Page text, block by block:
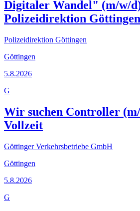
Digitaler Wandel" (m/w/
Polizeidirektion Göttingen
Polizeidirektion Göttingen
Göttingen
5.8.2026
G
Wir suchen Controller
Vollzeit
Göttinger Verkehrsbetriebe GmbH
Göttingen
5.8.2026
G